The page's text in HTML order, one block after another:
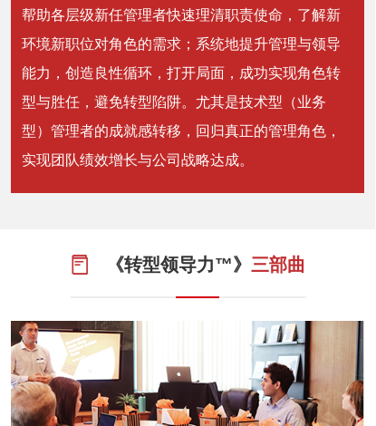
帮助各层级新任管理者快速理清职责使命，了解新
环境新职位对角色的需求；系统地提升管理与领导
能力，创造良性循环，打开局面，成功实现角色转
型与胜任，避免转型陷阱。尤其是技术型（业务
型）管理者的成就感转移，回归真正的管理角色，
实现团队绩效增长与公司战略达成。
《转型领导力™》 三部曲